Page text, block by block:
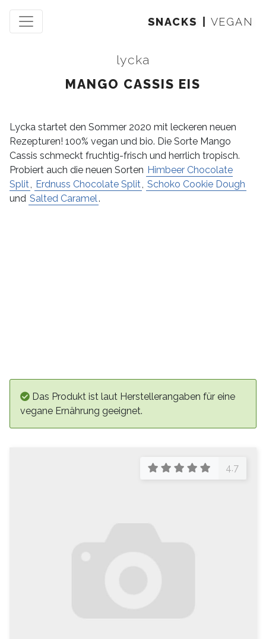
SNACKS VEGAN
lycka
MANGO CASSIS EIS
Lycka startet den Sommer 2020 mit leckeren neuen
Rezepturen! 100% vegan und bio. Die Sorte Mango
Cassis schmeckt fruchtig-frisch und herrlich tropisch.
Probiert auch die neuen Sorten Himbeer Chocolate
Split, Erdnuss Chocolate Split, Schoko Cookie Dough
und Salted Caramel.
Das Produkt ist laut Herstellerangaben für eine
vegane Ernährung geeignet.
4.7